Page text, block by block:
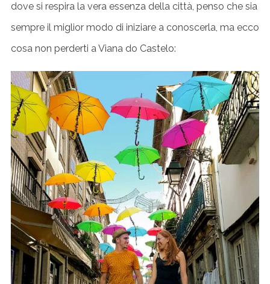
dove si respira la vera essenza della città, penso che sia
sempre il miglior modo di iniziare a conoscerla, ma ecco
cosa non perderti a Viana do Castelo: